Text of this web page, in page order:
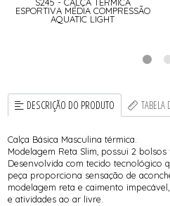
ESPORTIVA MÉDIA COMPRESSÃO
AQUATIC LIGHT
DESCRIÇÃO DO PRODUTO TABELA
Calça Básica Masculina térmica.
Modelagem Reta Slim, possui 2
Desenvolvida com tecido tecnológico
peça proporciona sensação de
modelagem reta e caimento
e atividades ao ar livre.